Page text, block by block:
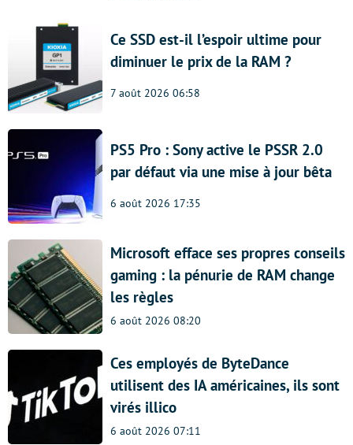
Ce SSD est-il l’espoir ultime pour
diminuer le prix de la RAM ?
7 août 2026 06:58
PS5 Pro : Sony active le PSSR 2.0
par défaut via une mise à jour bêta
6 août 2026 17:35
Microsoft efface ses propres conseils
gaming : la pénurie de RAM change
les règles
6 août 2026 08:20
Ces employés de ByteDance
utilisent des IA américaines, ils sont
virés illico
6 août 2026 07:11